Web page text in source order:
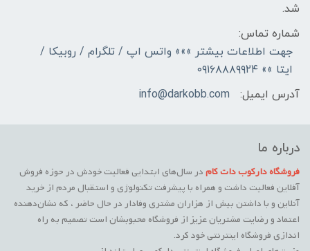
شد.
شماره تماس:
جهت اطلاعات بیشتر »»» واتس اپ / تلگرام / روبیکا /
ایتا »» ۰۹۱۶۸۸۸۹۹۲۴
آدرس ایمیل:
info@darkobb.com
درباره ما
فروشگاه دارکوب دات کامدر سال‌های ابتدایی فعالیت خودش در حوزه فروش
آفلاین فعالیت داشت و همراه با پیشرفت تکنولوژی و استقبال مردم از خرید
آنلاین و با داشتن بیش از هزاران مشتری وفادار در حال حاضر ، که نشان‌دهنده
اعتماد و رضایت مشتریان عزیز از فروشگاه محبوبشان است تصمیم به راه
اندازی فروشگاه اینترنتی خود کرد.